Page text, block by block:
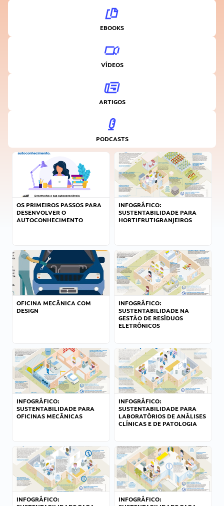
EBOOKS
VÍDEOS
ARTIGOS
PODCASTS
OS PRIMEIROS PASSOS PARA
DESENVOLVER O
AUTOCONHECIMENTO
INFOGRÁFICO:
SUSTENTABILIDADE PARA
HORTIFRUTIGRANJEIROS
OFICINA MECÂNICA COM
DESIGN
INFOGRÁFICO:
SUSTENTABILIDADE NA
GESTÃO DE RESÍDUOS
ELETRÔNICOS
INFOGRÁFICO:
SUSTENTABILIDADE PARA
OFICINAS MECÂNICAS
INFOGRÁFICO:
SUSTENTABILIDADE PARA
LABORATÓRIOS DE ANÁLISES
CLÍNICAS E DE PATOLOGIA
INFOGRÁFICO:
INFOGRÁFICO: